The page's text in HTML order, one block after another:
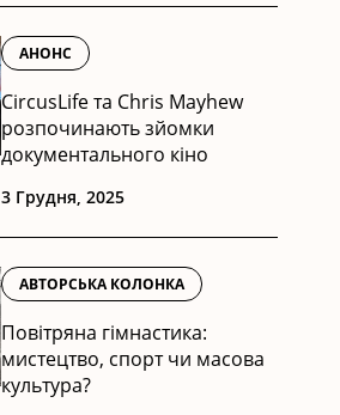
АНОНС
CircusLife та Chris Mayhew
розпочинають зйомки
документального кіно
3 Грудня, 2025
АВТОРСЬКА КОЛОНКА
Повітряна гімнастика:
мистецтво, спорт чи масова
культура?